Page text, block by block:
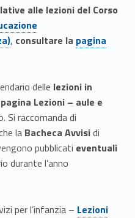
alle lezioni del Corso
, consultare la pagina
delle lezioni in
pagina Lezioni – aule e
Si raccomanda di
laBacheca Avvisidi
pubblicati eventuali
durante l’anno
per l’infanzia – Link identifier #identifier__199562-8Lezioni